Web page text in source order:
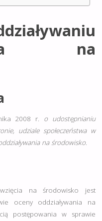
na
2008 r. o udostępnianiu
udziale społeczeństwa w
na środowisko.
na środowisko jest
oceny oddziaływania na
postępowania w sprawie